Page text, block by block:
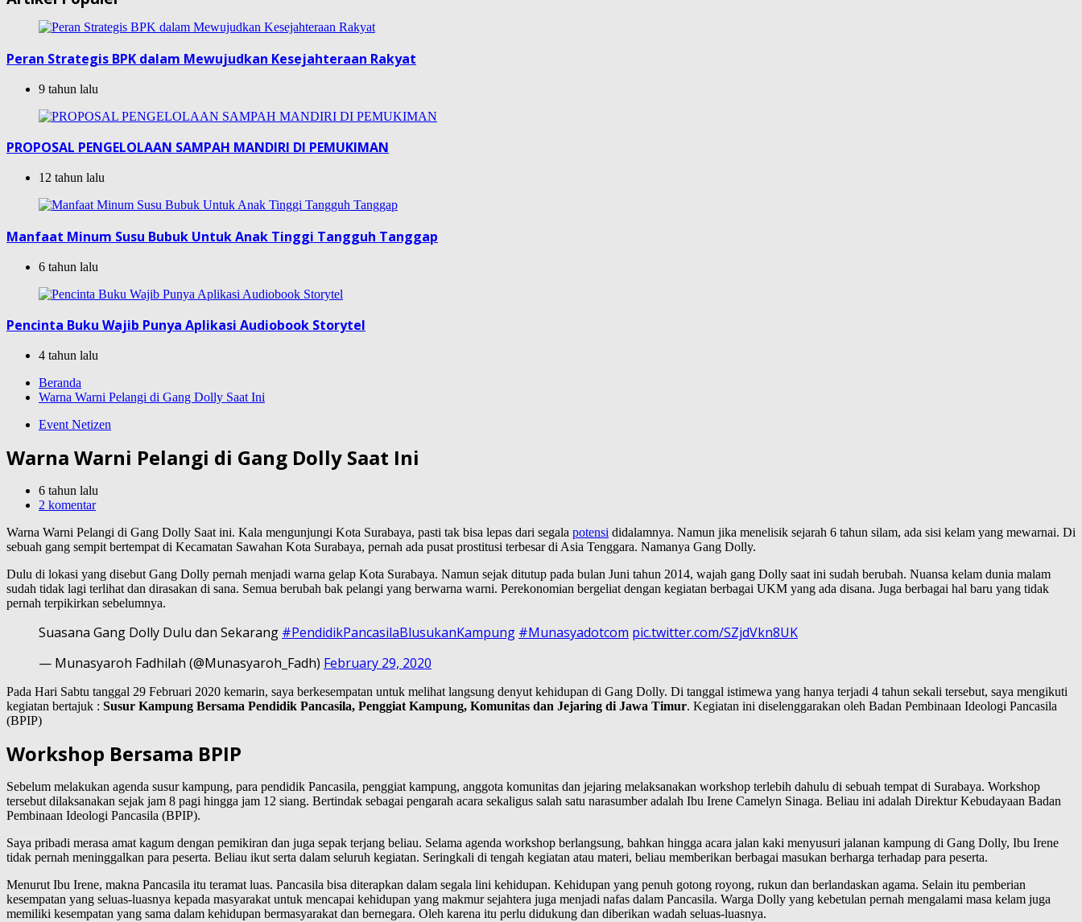
Peran Strategis BPK dalam Mewujudkan Kesejahteraan Rakyat
9 tahun lalu
PROPOSAL PENGELOLAAN SAMPAH MANDIRI DI PEMUKIMAN
12 tahun lalu
Manfaat Minum Susu Bubuk Untuk Anak Tinggi Tangguh Tanggap
6 tahun lalu
Pencinta Buku Wajib Punya Aplikasi Audiobook Storytel
4 tahun lalu
Beranda
Warna Warni Pelangi di Gang Dolly Saat Ini
Event Netizen
Warna Warni Pelangi di Gang Dolly Saat Ini
6 tahun lalu
2 komentar
Warna Warni Pelangi di Gang Dolly Saat ini. Kala mengunjungi Kota Surabaya, pasti tak bisa lepas dari segala potensi didalamnya. Namun jika menelisik sejarah 6 tahun silam, ada sisi kelam yang mewarnai. Di
sebuah gang sempit bertempat di Kecamatan Sawahan Kota Surabaya, pernah ada pusat prostitusi terbesar di Asia Tenggara. Namanya Gang Dolly.
Dulu di lokasi yang disebut Gang Dolly pernah menjadi warna gelap Kota Surabaya. Namun sejak ditutup pada bulan Juni tahun 2014, wajah gang Dolly saat ini sudah berubah. Nuansa kelam dunia malam
sudah tidak lagi terlihat dan dirasakan di sana. Semua berubah bak pelangi yang berwarna warni. Perekonomian bergeliat dengan kegiatan berbagai UKM yang ada disana. Juga berbagai hal baru yang tidak
pernah terpikirkan sebelumnya.
Suasana Gang Dolly Dulu dan Sekarang #PendidikPancasilaBlusukanKampung #Munasyadotcom pic.twitter.com/SZjdVkn8UK
— Munasyaroh Fadhilah (@Munasyaroh_Fadh) February 29, 2020
Pada Hari Sabtu tanggal 29 Februari 2020 kemarin, saya berkesempatan untuk melihat langsung denyut kehidupan di Gang Dolly. Di tanggal istimewa yang hanya terjadi 4 tahun sekali tersebut, saya mengikuti
kegiatan bertajuk : Susur Kampung Bersama Pendidik Pancasila, Penggiat Kampung, Komunitas dan Jejaring di Jawa Timur. Kegiatan ini diselenggarakan oleh Badan Pembinaan Ideologi Pancasila
(BPIP)
Workshop Bersama BPIP
Sebelum melakukan agenda susur kampung, para pendidik Pancasila, penggiat kampung, anggota komunitas dan jejaring melaksanakan workshop terlebih dahulu di sebuah tempat di Surabaya. Workshop
tersebut dilaksanakan sejak jam 8 pagi hingga jam 12 siang. Bertindak sebagai pengarah acara sekaligus salah satu narasumber adalah Ibu Irene Camelyn Sinaga. Beliau ini adalah Direktur Kebudayaan Badan
Pembinaan Ideologi Pancasila (BPIP).
Saya pribadi merasa amat kagum dengan pemikiran dan juga sepak terjang beliau. Selama agenda workshop berlangsung, bahkan hingga acara jalan kaki menyusuri jalanan kampung di Gang Dolly, Ibu Irene
tidak pernah meninggalkan para peserta. Beliau ikut serta dalam seluruh kegiatan. Seringkali di tengah kegiatan atau materi, beliau memberikan berbagai masukan berharga terhadap para peserta.
Menurut Ibu Irene, makna Pancasila itu teramat luas. Pancasila bisa diterapkan dalam segala lini kehidupan. Kehidupan yang penuh gotong royong, rukun dan berlandaskan agama. Selain itu pemberian
kesempatan yang seluas-luasnya kepada masyarakat untuk mencapai kehidupan yang makmur sejahtera juga menjadi nafas dalam Pancasila. Warga Dolly yang kebetulan pernah mengalami masa kelam juga
memiliki kesempatan yang sama dalam kehidupan bermasyarakat dan bernegara. Oleh karena itu perlu didukung dan diberikan wadah seluas-luasnya.